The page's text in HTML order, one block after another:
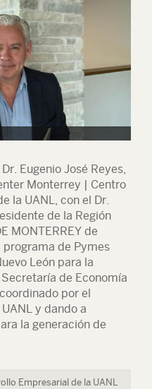
Eugenio José Reyes,
Monterrey | Centro
la UANL, con el Dr.
de la Región
MONTERREY de
programa de Pymes
León para la
de Economía
por el
y dando a
la generación de
Empresarial de la UANL